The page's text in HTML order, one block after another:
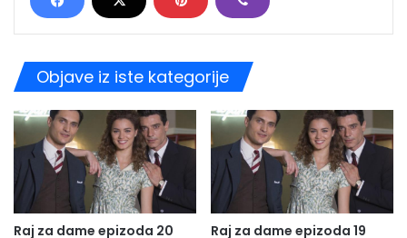
Objave iz iste kategorije
Raj za dame epizoda 20 Raj za dame epizoda 19